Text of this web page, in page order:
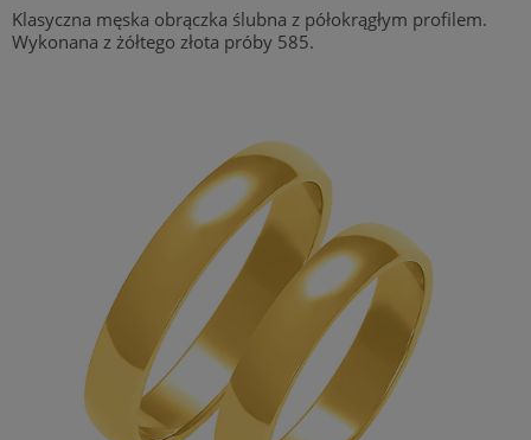
Klasyczna męska obrączka ślubna z półokrągłym profilem.
Wykonana z żółtego złota próby 585.